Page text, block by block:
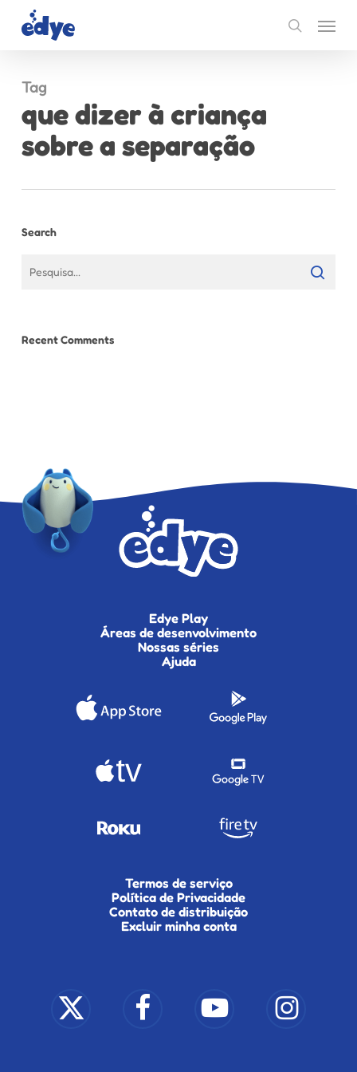
search
Menu
Tag
que dizer à criança
sobre a separação
Search
Recent Comments
Edye Play
Áreas de desenvolvimento
Nossas séries
Ajuda
Termos de serviço
Política de Privacidade
Contato de distribuição
Excluir minha conta
twitter
facebook youtube instagram